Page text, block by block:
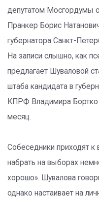
депутатом Мосгордумы
Пранкер Борис
губернатора Санкт-
На записи слышно, как
предлагает Шуваловой
штаба кандидата в
КПРФ Владимира Бортко
месяц.
Собеседники приходят
набрать на выборах
хорошо». Шувалова
однако настаивает на